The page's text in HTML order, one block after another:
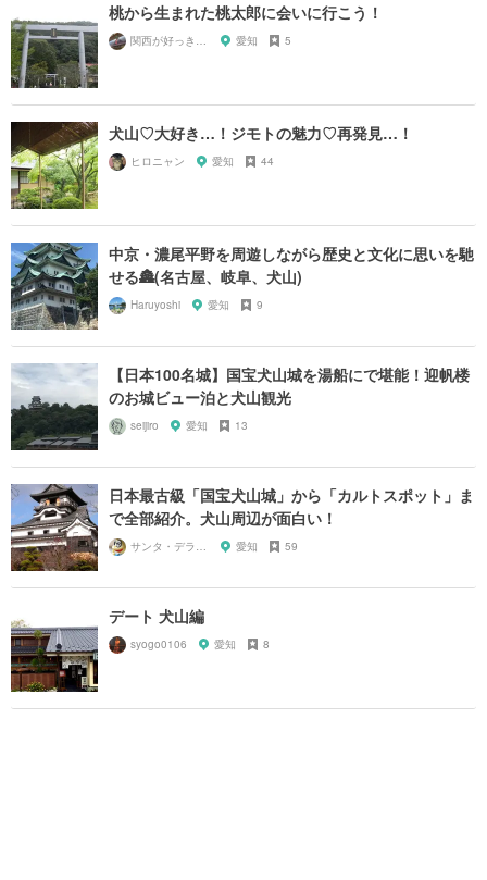
桃から生まれた桃太郎に会いに行こう！
関西が好っきゃねん 愛知 5
犬山♡大好き…！ジモトの魅力♡再発見…！
ヒロニャン 愛知 44
中京・濃尾平野を周遊しながら歴史と文化に思いを馳
せる🏯(名古屋、岐阜、犬山)
Haruyoshi 愛知 9
【日本100名城】国宝犬山城を湯船にで堪能！迎帆楼
のお城ビュー泊と犬山観光
seijiro 愛知 13
日本最古級「国宝犬山城」から「カルトスポット」ま
で全部紹介。犬山周辺が面白い！
サンタ・デラックス 愛知 59
デート 犬山編
syogo0106 愛知 8